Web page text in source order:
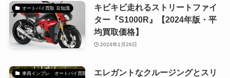
オートバイ買取 豆知識
キビキビ走れるストリートファイ
ター『S1000R』【2024年版・平
均買取価格】
2024年1月26日
車両インプレ オートバイ買取調査隊エレガントなクルージングとスリ